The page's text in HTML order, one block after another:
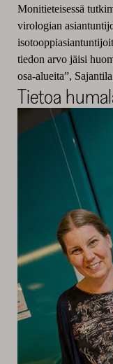
Monitieteisessä
virologian
tiedon arvo jäisi
osa-alueita”,
Tietoa